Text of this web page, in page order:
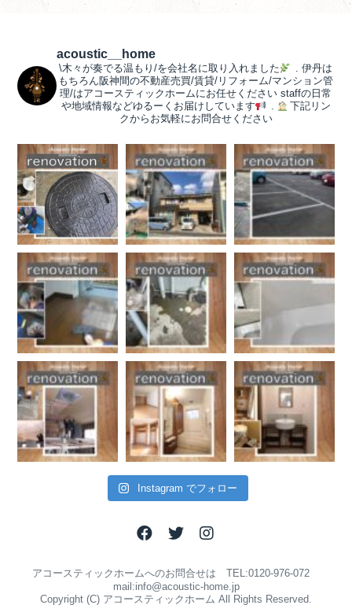
acoustic__home
\木々が奏でる温もり/を会社名に取り入れました . 伊丹は
もちろん阪神間の不動産売買/賃貸/リフォーム/マンション管
理/はアコースティックホームにお任せください staffの日常
や地域情報などゆるーくお届けしています
.
下記リン
クからお気軽にお問合せください
Instagram でフォロー
アコースティックホームへのお問合せは TEL:0120-976-072
mail:info@acoustic-home.jp
Copyright (C) アコースティックホーム All Rights Reserved.